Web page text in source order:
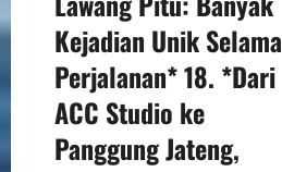
Kejadian Unik Selama
Perjalanan* 18. *Dari
ACC Studio ke
Panggung Jateng,